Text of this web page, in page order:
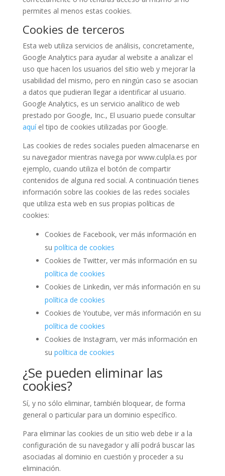
permites al menos estas cookies.
Cookies de terceros
Esta web utiliza servicios de análisis, concretamente,
Google Analytics para ayudar al website a analizar el
uso que hacen los usuarios del sitio web y mejorar la
usabilidad del mismo, pero en ningún caso se asocian
a datos que pudieran llegar a identificar al usuario.
Google Analytics, es un servicio analítico de web
prestado por Google, Inc., El usuario puede consultar
aquíel tipo de cookies utilizadas por Google.
Las cookies de redes sociales pueden almacenarse en
su navegador mientras navega por www.culpla.es por
ejemplo, cuando utiliza el botón de compartir
contenidos de alguna red social. A continuación tienes
información sobre las cookies de las redes sociales
que utiliza esta web en sus propias políticas de
cookies:
Cookies de Facebook, ver más información en
su política de cookies
Cookies de Twitter, ver más información en su
política de cookies
Cookies de Linkedin, ver más información en su
política de cookies
Cookies de Youtube, ver más información en su
política de cookies
Cookies de Instagram, ver más información en
su política de cookies
¿Se pueden eliminar las
cookies?
Sí, y no sólo eliminar, también bloquear, de forma
general o particular para un dominio específico.
Para eliminar las cookies de un sitio web debe ir a la
configuración de su navegador y allí podrá buscar las
asociadas al dominio en cuestión y proceder a su
eliminación.